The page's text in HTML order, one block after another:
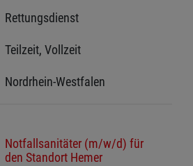
Rettungsdienst
Teilzeit, Vollzeit
Nordrhein-Westfalen
Notfallsanitäter (m/w/d) für
den Standort Hemer